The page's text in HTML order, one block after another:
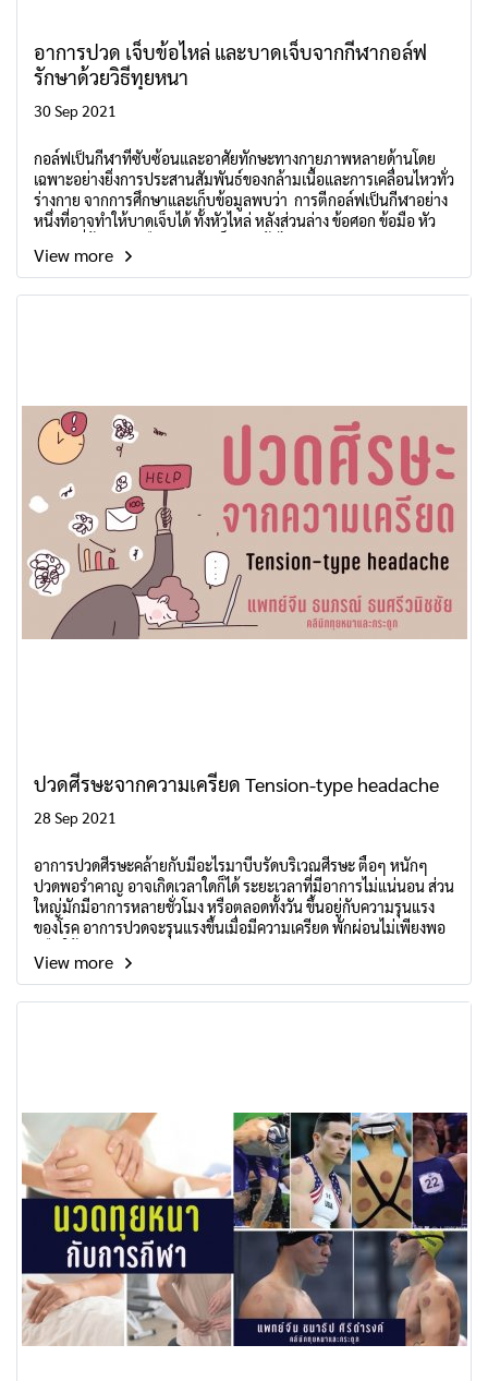
อาการปวด เจ็บข้อไหล่ และบาดเจ็บจากกีฬากอล์ฟ
รักษาด้วยวิธีทุยหนา
30 Sep 2021
กอล์ฟเป็นกีฬาที่ซับซ้อนและอาศัยทักษะทางกายภาพหลายด้านโดย
เฉพาะอย่างยิ่งการประสานสัมพันธ์ของกล้ามเนื้อและการเคลื่อนไหวทั่ว
ร่างกาย จากการศึกษาและเก็บข้อมูลพบว่า การตีกอล์ฟเป็นกีฬาอย่าง
หนึ่งที่อาจทำให้บาดเจ็บได้ ทั้งหัวไหล่ หลังส่วนล่าง ข้อศอก ข้อมือ หัว
View more
ปวดศีรษะจากความเครียด Tension-type headache
28 Sep 2021
อาการปวดศีรษะคล้ายกับมีอะไรมาบีบรัดบริเวณศีรษะ ตื้อๆ หนักๆ
ปวดพอรำคาญ อาจเกิดเวลาใดก็ได้ ระยะเวลาที่มีอาการไม่แน่นอน ส่วน
ใหญ่มักมีอาการหลายชั่วโมง หรือตลอดทั้งวัน ขึ้นอยู่กับความรุนแรง
ของโรค อาการปวดจะรุนแรงขึ้นเมื่อมีความเครียด พักผ่อนไม่เพียงพอ
View more